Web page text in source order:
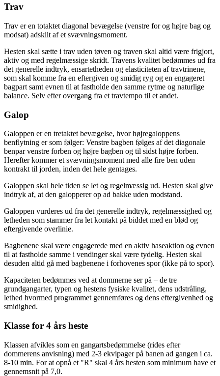
Trav
Trav er en totaktet diagonal bevægelse (venstre for og højre bag og
modsat) adskilt af et svævningsmoment.
Hesten skal sætte i trav uden tøven og traven skal altid være frigjort,
aktiv og med regelmæssige skridt. Travens kvalitet bedømmes ud fra
det generelle indtryk, ensartetheden og elasticiteten af travtrinene,
som skal komme fra en eftergiven og smidig ryg og en engageret
bagpart samt evnen til at fastholde den samme rytme og naturlige
balance. Selv efter overgang fra et travtempo til et andet.
Galop
Galoppen er en tretaktet bevægelse, hvor højregaloppens
benflytning er som følger: Venstre bagben følges af det diagonale
benpar venstre forben og højre bagben og til sidst højre forben.
Herefter kommer et svævningsmoment med alle fire ben uden
kontrakt til jorden, inden det hele gentages.
Galoppen skal hele tiden se let og regelmæssig ud. Hesten skal give
indtryk af, at den galopperer op ad bakke uden modstand.
Galoppen vurderes ud fra det generelle indtryk, regelmæssighed og
letheden som stammer fra let kontakt på biddet med en blød og
eftergivende overlinie.
Bagbenene skal være engagerede med en aktiv haseaktion og evnen
til at fastholde samme i vendinger skal være tydelig. Hesten skal
desuden altid gå med bagbenene i forhovenes spor (ikke på to spor).
Kapaciteten bedømmes ved at dommerne ser på – de tre
grundgangarter, typen og hestens fysiske kvalitet, dens udstråling,
lethed hvormed programmet gennemføres og dens eftergivenhed og
smidighed.
Klasse for 4 års heste
Klassen afvikles som en gangartsbedømmelse (rides efter
dommerens anvisning) med 2-3 ekvipager på banen ad gangen i ca.
8-10 min. For at opnå et "R" skal 4 års hesten som minimum have et
gennemsnit på 7,0.